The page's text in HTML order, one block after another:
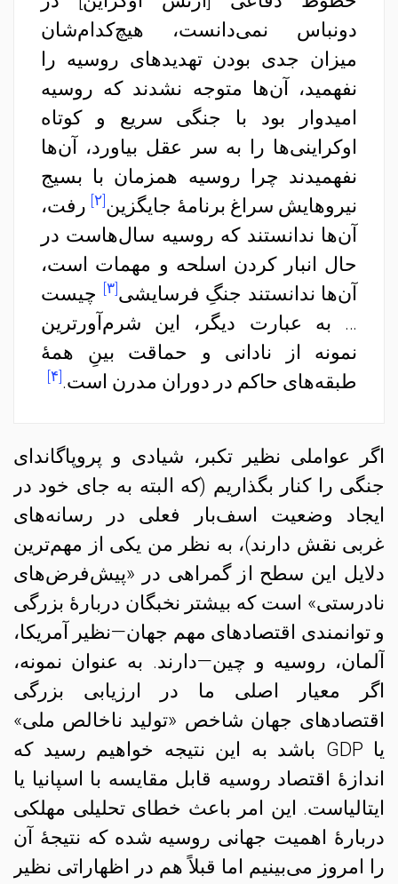
دونباس نمی‌دانست، هیچ‌کدام‌‌شان
میزان جدی بودن تهدیدهای روسیه را
نفهمید، آن‌ها متوجه نشدند که روسیه
امیدوار بود با جنگی سریع و کوتاه
اوکراینی‌ها را به سر عقل بیاورد، آن‌ها
نفهمیدند چرا روسیه همزمان با بسیج
نیروهایش سراغ برنامهٔ جایگزین[۲] ‌ رفت،
آن‌ها ندانستند که روسیه سال‌هاست در
حال انبار کردن اسلحه و مهمات است،
آن‌ها ندانستند جنگِ فرسایشی[۳] چیست
… به عبارت دیگر، این شرم‌آورترین
نمونه از نادانی و حماقت بینِ همهٔ
طبقه‌های حاکم در دوران مدرن است.[۴]
اگر عواملی نظیر تکبر، شیادی و پروپاگاندای
جنگی را کنار بگذاریم (که البته به جای خود در
ایجاد وضعیت اسف‌بار فعلی در رسانه‌های
غربی نقش دارند)، به نظر من یکی از مهم‌ترین
دلایل این سطح از گمراهی در «پیش‌فرض‌های
نادرستی» است که بیشتر نخبگان دربارهٔ بزرگی
و توانمندی اقتصادهای مهم جهان—نظیر آمریکا،
آلمان، روسیه و چین—دارند. به عنوان نمونه،
اگر معیار اصلی ما در ارزیابی بزرگی
اقتصادهای جهان شاخص «تولید ناخالص ملی»
یا GDP باشد به این نتیجه خواهیم رسید که
اندازهٔ اقتصاد روسیه قابل مقایسه با اسپانیا یا
ایتالیاست. این امر باعث خطای تحلیلی مهلکی
دربارهٔ اهمیت جهانی روسیه شده که نتیجهٔ آن
را امروز می‌بینیم اما قبلاً هم در اظهاراتی نظیر